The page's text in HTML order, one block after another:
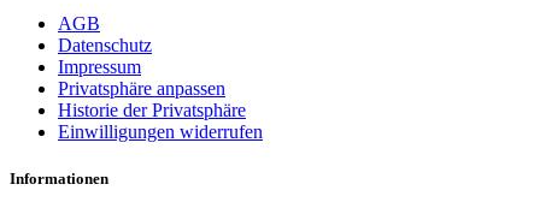
AGB
Datenschutz
Impressum
Privatsphäre anpassen
Historie der Privatsphäre
Einwilligungen widerrufen
Informationen